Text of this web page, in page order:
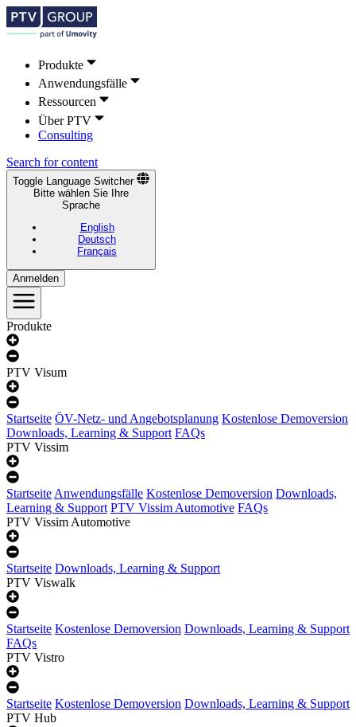
Produkte
Anwendungsfälle
Ressourcen
Über PTV
Consulting
Search for content
Toggle Language Switcher
Bitte wählen Sie Ihre
Sprache
English
Deutsch
Français
Anmelden
Produkte
PTV Visum
Startseite ÖV-Netz- und Angebotsplanung Kostenlose Demoversion
Downloads, Learning & Support FAQs
PTV Vissim
StartseiteAnwendungsfälle Kostenlose Demoversion Downloads,
Learning & Support PTV Vissim Automotive FAQs
PTV Vissim Automotive
Startseite Downloads, Learning & Support
PTV Viswalk
Startseite Kostenlose Demoversion Downloads, Learning & Support
FAQs
PTV Vistro
Startseite Kostenlose Demoversion Downloads, Learning & Support
PTV Hub